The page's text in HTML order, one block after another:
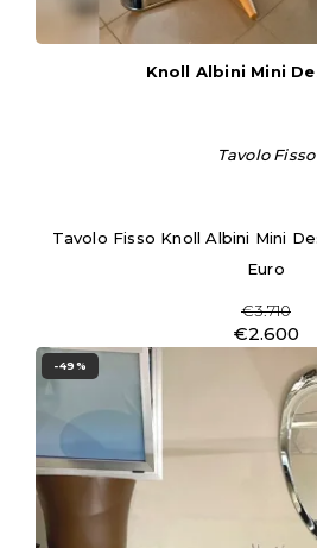
Knoll Albini Mini
Tavolo Fisso
Tavolo Fisso Knoll Albini Mini
Euro
€3.710
€2.600
-49%